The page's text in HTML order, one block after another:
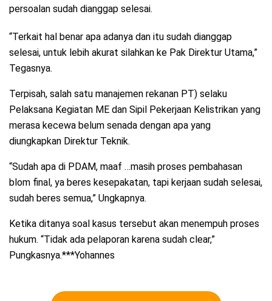
persoalan sudah dianggap selesai.
“Terkait hal benar apa adanya dan itu sudah dianggap
selesai, untuk lebih akurat silahkan ke Pak Direktur Utama,”
Tegasnya.
Terpisah, salah satu manajemen rekanan PT) selaku
Pelaksana Kegiatan ME dan Sipil Pekerjaan Kelistrikan yang
merasa kecewa belum senada dengan apa yang
diungkapkan Direktur Teknik.
“Sudah apa di PDAM, maaf …masih proses pembahasan
blom final, ya beres kesepakatan, tapi kerjaan sudah selesai,
sudah beres semua,” Ungkapnya.
Ketika ditanya soal kasus tersebut akan menempuh proses
hukum. “Tidak ada pelaporan karena sudah clear,”
Pungkasnya.***Yohannes